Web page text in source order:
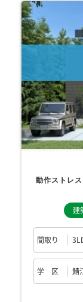
動作ストレ
建
間取り
学 区 鯖